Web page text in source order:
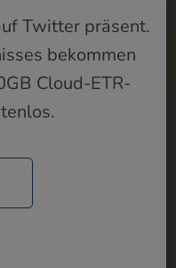
Twitter präsent.
bekommen
Cloud-ETR-